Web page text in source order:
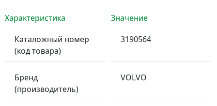
Характеристика
Значение
Каталожный номер
(код товара)
3190564
Бренд
(производитель)
VOLVO